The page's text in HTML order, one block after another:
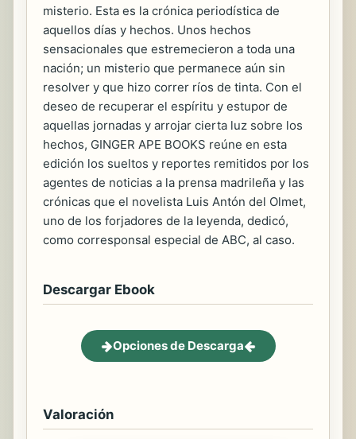
misterio. Esta es la crónica periodística de
aquellos días y hechos. Unos hechos
sensacionales que estremecieron a toda una
nación; un misterio que permanece aún sin
resolver y que hizo correr ríos de tinta. Con el
deseo de recuperar el espíritu y estupor de
aquellas jornadas y arrojar cierta luz sobre los
hechos, GINGER APE BOOKS reúne en esta
edición los sueltos y reportes remitidos por los
agentes de noticias a la prensa madrileña y las
crónicas que el novelista Luis Antón del Olmet,
uno de los forjadores de la leyenda, dedicó,
como corresponsal especial de ABC, al caso.
Descargar Ebook
Opciones de Descarga
Valoración